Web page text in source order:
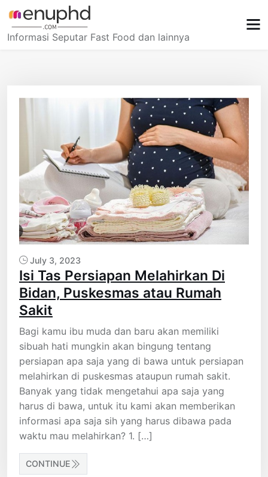
content
Informasi Seputar Fast Food dan lainnya
July 3, 2023
Isi Tas Persiapan Melahirkan Di
Bidan, Puskesmas atau Rumah
Sakit
Bagi kamu ibu muda dan baru akan memiliki
sibuah hati mungkin akan bingung tentang
persiapan apa saja yang di bawa untuk persiapan
melahirkan di puskesmas ataupun rumah sakit.
Banyak yang tidak mengetahui apa saja yang
harus di bawa, untuk itu kami akan memberikan
informasi apa saja sih yang harus dibawa pada
waktu mau melahirkan? 1. […]
CONTINUE